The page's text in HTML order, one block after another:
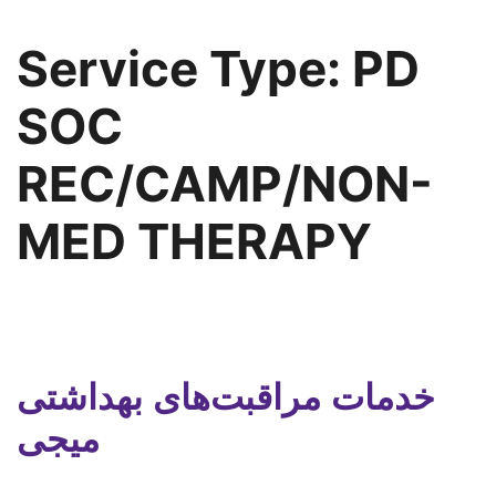
Service Type: PD
SOC
REC/CAMP/NON-
MED THERAPY
خدمات مراقبت‌های بهداشتی
میجی